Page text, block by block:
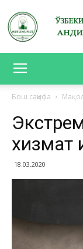
Бош саҳифа
хизмат
18.03.2020